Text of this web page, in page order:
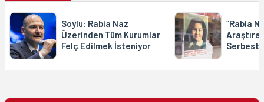
Soylu: Rabia Naz
Üzerinden Tüm Kurumlar
Felç Edilmek İsteniyor
“Rabia
Serbest